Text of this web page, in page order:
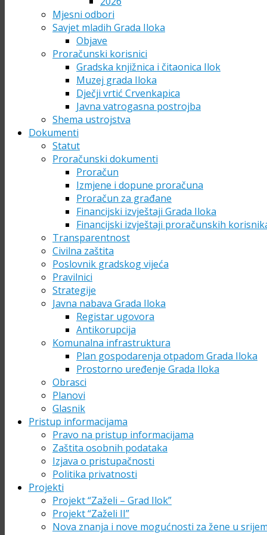
Mjesni odbori
Savjet mladih Grada Iloka
Objave
Proračunski korisnici
Gradska knjižnica i čitaonica Ilok
Muzej grada Iloka
Dječji vrtić Crvenkapica
Javna vatrogasna postrojba
Shema ustrojstva
Dokumenti
Statut
Proračunski dokumenti
Proračun
Izmjene i dopune proračuna
Proračun za građane
Financijski izvještaji Grada Iloka
Financijski izvještaji proračunskih
Transparentnost
Civilna zaštita
Poslovnik gradskog vijeća
Pravilnici
Strategije
Javna nabava Grada Iloka
Registar ugovora
Antikorupcija
Komunalna infrastruktura
Plan gospodarenja otpadom Grada Iloka
Prostorno uređenje Grada Iloka
Obrasci
Planovi
Glasnik
Pristup informacijama
Pravo na pristup informacijama
Zaštita osobnih podataka
Izjava o pristupačnosti
Politika privatnosti
Projekti
Projekt “Zaželi – Grad Ilok”
Projekt “Zaželi II”
Nova znanja i nove mogućnosti za žene u